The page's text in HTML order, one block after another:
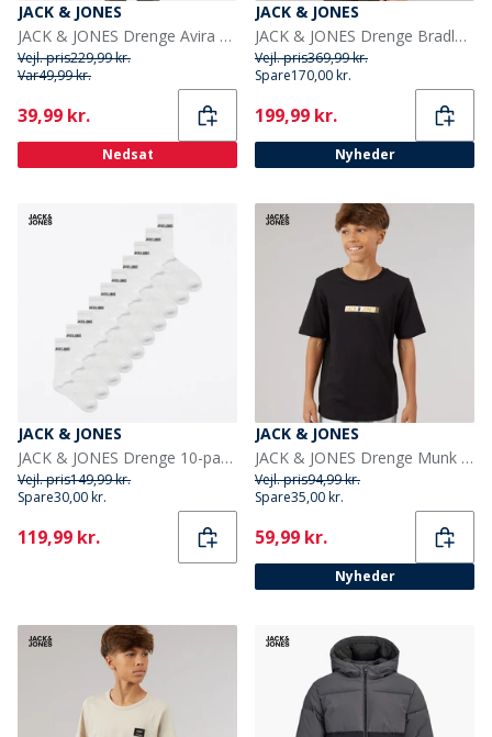
JACK & JONES
JACK & JONES Drenge Avira Marshall Skjorte Skyway
Vejl. pris229,99 kr.
Var49,99 kr.
Current
39,99 kr.
Nedsat
JACK & JONES
JACK & JONES Drenge Bradley Let Dunjakke Sky Captain
Vejl. pris369,99 kr.
Spare170,00 kr.
Current
199,99 kr.
Nyheder
JACK & JONES
JACK & JONES Drenge 10-pak Regen Tennissokker Hvid
Vejl. pris149,99 kr.
Spare30,00 kr.
Current
119,99 kr.
JACK & JONES
JACK & JONES Drenge Munk T-shirt Sort
Vejl. pris94,99 kr.
Spare35,00 kr.
Current
59,99 kr.
Nyheder